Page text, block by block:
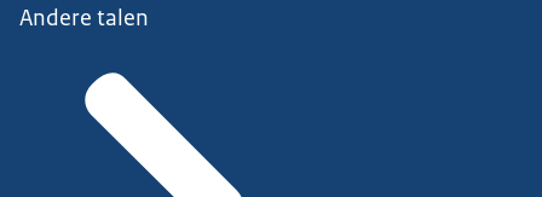
Andere talen